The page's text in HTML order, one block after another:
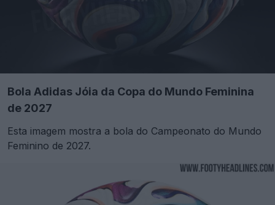
Bola Adidas Jóia da Copa do Mundo Feminina
de 2027
Esta imagem mostra a bola do Campeonato do Mundo
Feminino de 2027.